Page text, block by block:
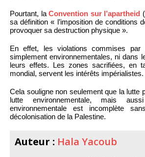
Pourtant, laConvention sur l’apartheid
sa définition « l’imposition de conditions
provoquer sa destruction physique ».
En effet, les violations commises
simplement environnementales, ni dans
leurs effets. Les zones sacrifiées, en
mondial, servent les intérêts impérialistes.
Cela souligne non seulement que la lutte
lutte environnementale, mais
environnementale est incomplète
décolonisation de la Palestine.
Auteur : Hala Yacoub